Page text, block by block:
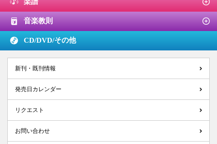
音楽教則
CD/DVD/その他
新刊・既刊情報
発売日カレンダー
リクエスト
お問い合わせ